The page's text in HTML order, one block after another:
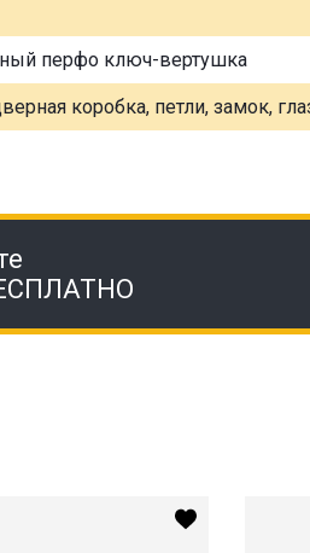
перфо ключ-вертушка
коробка, петли, замок,